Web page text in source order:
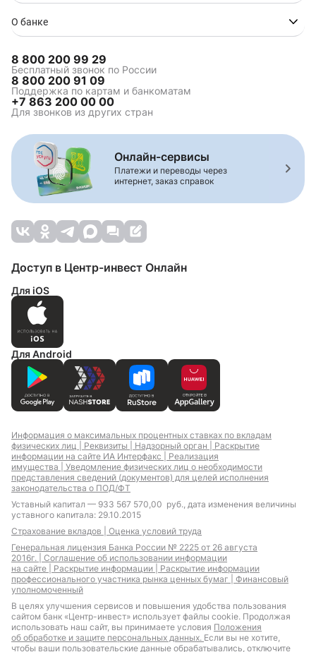
О банке
8 800 200 99 29
Бесплатный звонок по России
8 800 200 91 09
Поддержка по картам и банкоматам
+7 863 200 00 00
Для звонков из других стран
Онлайн-сервисы
Платежи и переводы через
интернет, заказ справок
Доступ в Центр-инвест Онлайн
Для iOS
Для Android
Информация о максимальных процентных ставках по вкладам
физических лиц | Реквизиты | Надзорный орган | Раскрытие
информации на сайте ИА Интерфакс | Реализация
имущества | Уведомление физических лиц о необходимости
представления сведений (документов) для целей исполнения
законодательства о ПОД/ФТ
Уставный капитал — 933 567 570,00 руб., дата изменения величины
уставного капитала: 29.10.2015
Страхование вкладов | Оценка условий труда
Генеральная лицензия Банка России № 2225 от 26 августа
2016г. | Соглашение об использовании информации
на сайте | Раскрытие информации | Раскрытие информации
профессионального участника рынка ценных бумаг | Финансовый
уполномоченный
В целях улучшения сервисов и повышения удобства пользования
сайтом банк «Центр-инвест» использует файлы cookie. Продолжая
использовать наш сайт, вы принимаете условия Положения
об обработке и защите персональных данных. Если вы не хотите,
чтобы ваши пользовательские данные обрабатывались, отключите